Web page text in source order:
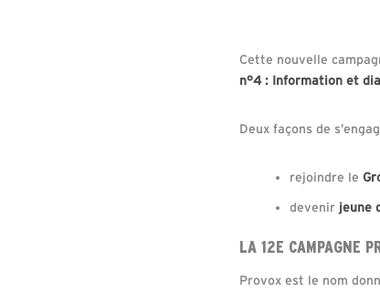
Cette nouvelle
n°4 : Information et
Deux façons de
rejoindre le
devenir jeune
LA 12E CAMPAGNE
Provox est le nom